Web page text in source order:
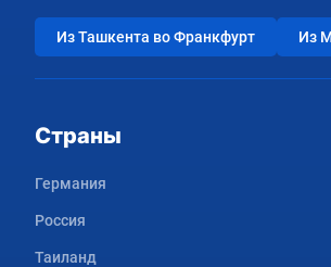
Из Ташкента во Франкфурт Из
Страны
Германия
Россия
Таиланд